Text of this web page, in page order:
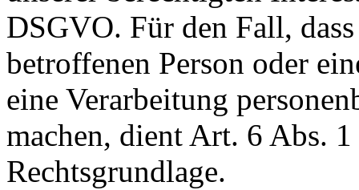
DSGVO. Für den Fall,
betroffenen Person oder
eine Verarbeitung
machen, dient Art. 6 Abs.
Rechtsgrundlage.